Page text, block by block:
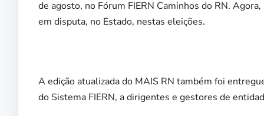
de agosto, no Fórum FIERN Caminhos do RN.
em disputa, no Estado, nestas eleições.
A edição atualizada do MAIS RN também foi
do Sistema FIERN, a dirigentes e gestores de